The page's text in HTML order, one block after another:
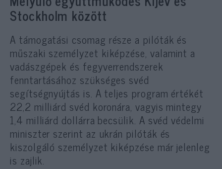
Stockholm között
A támogatási csomag része a pilóták és
műszaki személyzet kiképzése, valamint a
vadászgépek és fegyverrendszerek
fenntartásához szükséges svéd
segítségnyújtás is. A teljes program értékét
22,2 milliárd svéd koronára, vagyis mintegy
1,4 milliárd dollárra becsülik. A svéd védelmi
miniszter szerint az ukrán pilóták és
kiszolgáló személyzet kiképzése már jelenleg
is zajlik.